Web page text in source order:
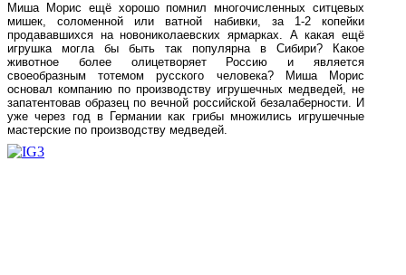
Миша Морис ещё хорошо помнил многочисленных ситцевых
мишек, соломенной или ватной набивки, за 1-2 копейки
продававшихся на новониколаевских ярмарках. А какая ещё
игрушка могла бы быть так популярна в Сибири? Какое
животное более олицетворяет Россию и является
своеобразным тотемом русского человека? Миша Морис
основал компанию по производству игрушечных медведей, не
запатентовав образец по вечной российской безалаберности. И
уже через год в Германии как грибы множились игрушечные
мастерские по производству медведей.